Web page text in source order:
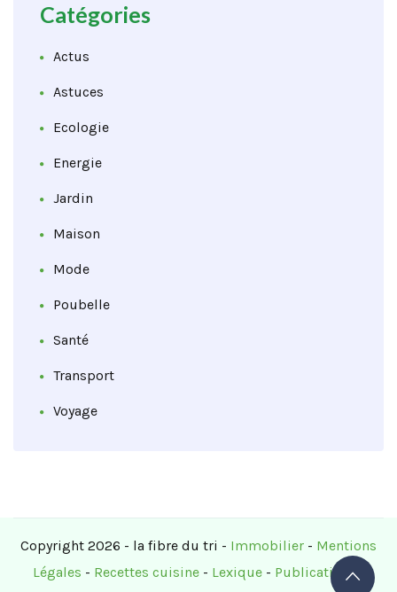
Catégories
Actus
Astuces
Ecologie
Energie
Jardin
Maison
Mode
Poubelle
Santé
Transport
Voyage
Copyright 2026 - la fibre du tri - Immobilier - Mentions
Légales - Recettes cuisine- Lexique- Publications-